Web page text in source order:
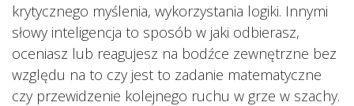
krytycznego myślenia, wykorzystania logiki. Innymi
słowy inteligencja to sposób w jaki odbierasz,
oceniasz lub reagujesz na bodźce zewnętrzne bez
względu na to czy jest to zadanie matematyczne
czy przewidzenie kolejnego ruchu w grze w szachy.